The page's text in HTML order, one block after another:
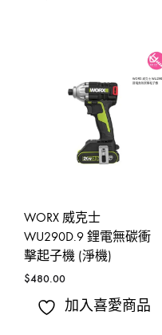
WORX 威克士
WU290D.9 鋰電無碳衝
擊起子機 (淨機)
$480.00
加入喜愛商品